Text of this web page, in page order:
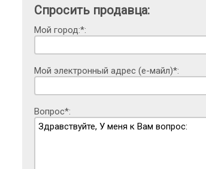
Спросить продавца:
Мой город:*:
Мой электронный адрес (е-майл)*:
Вопрос*: